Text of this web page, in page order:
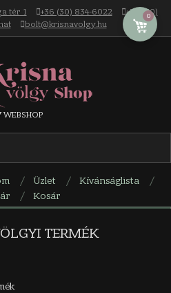
tér 1 +36 (30) 834-6022
+36 (30)
bolt@krisnavolgy.hu
WEBSHOP
Üzlet
Kívánságlista
Kosár
TERMÉK
0